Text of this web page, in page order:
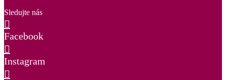
Sledujte nás
Facebook
Instagram